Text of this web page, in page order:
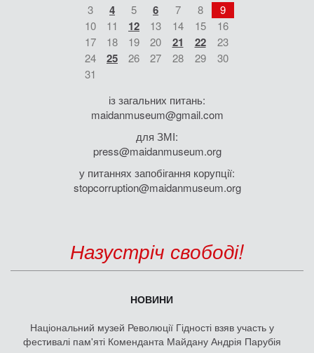
3 4 5 6 7 8
9
10
11 12 13 14 15
16
17
18 19 20 21 22
23
24
25 26 27 28 29
30
31
із загальних питань:
maidanmuseum@gmail.com
для ЗМІ:
press@maidanmuseum.org
у питаннях запобігання корупції:
stopcorruption@maidanmuseum.org
Назустріч свободі!
НОВИНИ
Національний музей Революції Гідності взяв участь у
фестивалі пам'яті Коменданта Майдану Андрія Парубія